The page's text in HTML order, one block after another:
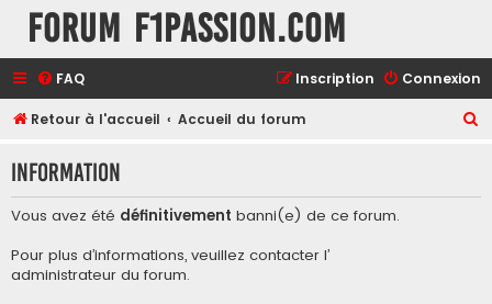
Forum F1Passion.com
FAQ Connexion
Inscription
Retour à l'accueil Accueil du forum
h
Information
Vous avez été définitivement banni(e) de ce forum.
Pour plus d’informations, veuillez contacter l’
administrateur du forum.